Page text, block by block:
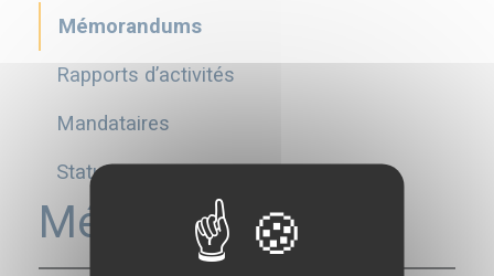
Mémorandums
Rapports d’activités
Mandataires
Statuts
Mémorandums